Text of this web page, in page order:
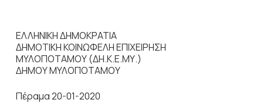
ΕΛΛΗΝΙΚΗ ΔΗΜΟΚΡΑΤΙΑ
ΔΗΜΟΤΙΚΗ ΚΟΙΝΩΦΕΛΗ ΕΠΙΧΕΙΡΗΣΗ
ΜΥΛΟΠΟΤΑΜΟΥ (ΔΗ.Κ.Ε.ΜΥ.)
ΔΗΜΟΥ ΜΥΛΟΠΟΤΑΜΟΥ
Πέραμα 20-01-2020